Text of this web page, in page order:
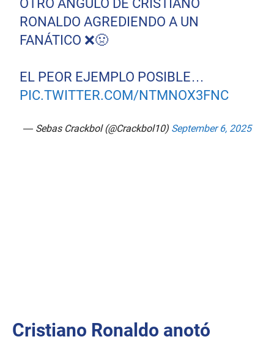
OTRO ANGULO DE CRISTIANO
RONALDO AGREDIENDO A UN
FANÁTICO ❌️🤢
EL PEOR EJEMPLO POSIBLE…
PIC.TWITTER.COM/NTMNOX3FNC
— Sebas Crackbol (@Crackbol10) September 6, 2025
Cristiano Ronaldo anotó